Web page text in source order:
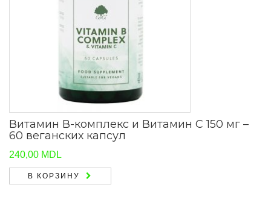
Витамин В-комплекс и Витамин C 150 мг –
60 веганских капсул
240,00 MDL
В КОРЗИНУ